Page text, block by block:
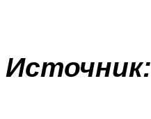
Источник: